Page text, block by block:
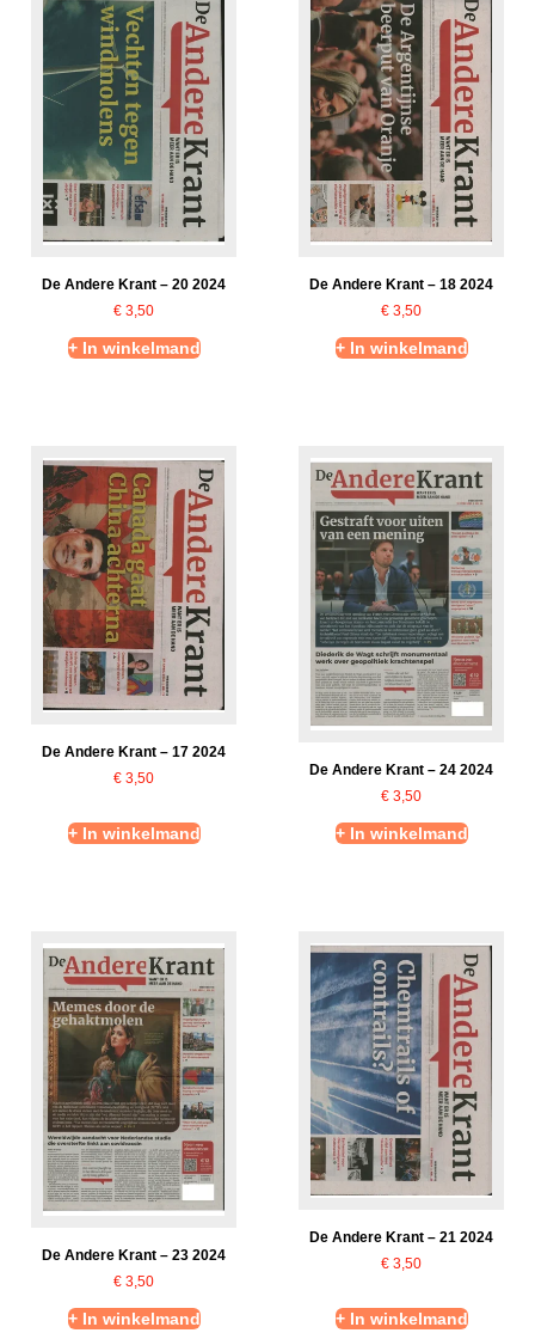
De Andere Krant – 20 2024
€ 3,50
+ In winkelmand
De Andere Krant – 18 2024
€ 3,50
+ In winkelmand
De Andere Krant – 17 2024
€ 3,50
+ In winkelmand
De Andere Krant – 24 2024
€ 3,50
+ In winkelmand
De Andere Krant – 23 2024
€ 3,50
+ In winkelmand
De Andere Krant – 21 2024
€ 3,50
+ In winkelmand